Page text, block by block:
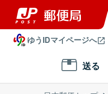
ゆうIDマイページへ
送る